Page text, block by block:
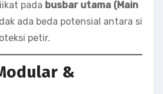
pada busbar utama (Main
ada beda potensial antara si
petir.
&